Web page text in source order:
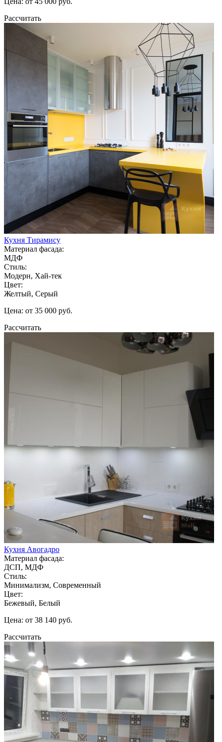
Рассчитать
Кухня Тирамису
Материал фасада:
МДФ
Стиль:
Модерн, Хай-тек
Цвет:
Желтый, Серый
Цена: от 35 000 руб.
Рассчитать
Кухня Авогадро
Материал фасада:
ДСП, МДФ
Стиль:
Минимализм, Современный
Цвет:
Бежевый, Белый
Цена: от 38 140 руб.
Рассчитать